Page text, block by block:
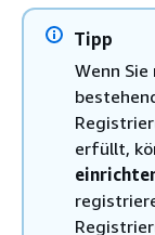
Tipp
Wenn
erfüllt,